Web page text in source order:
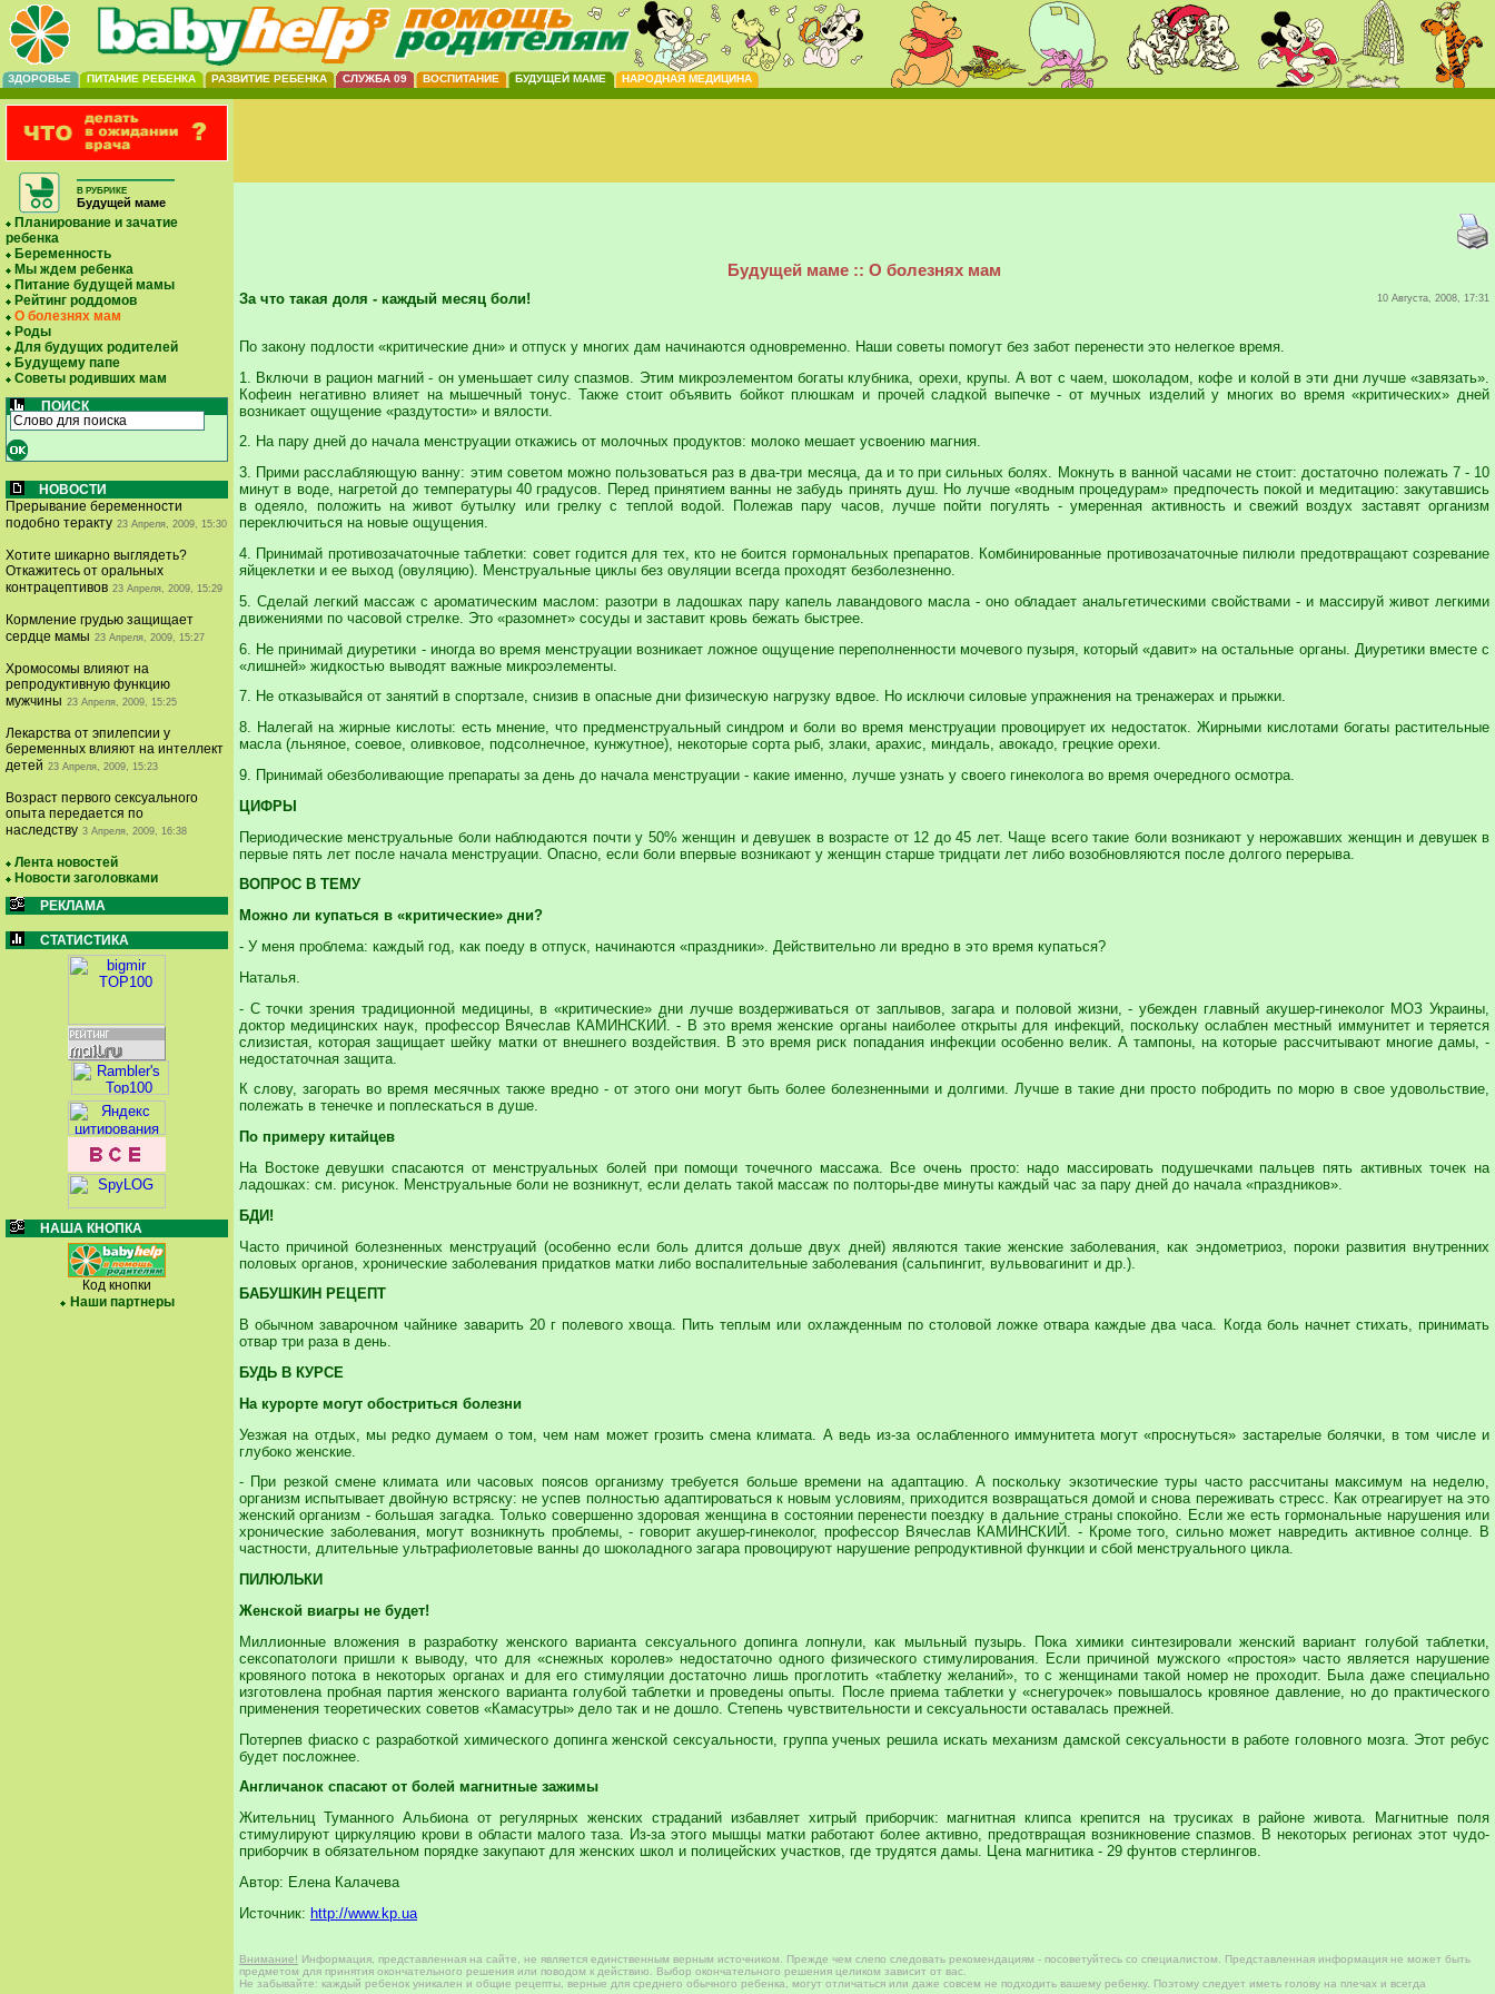
ЗДОРОВЬЕ ПИТАНИЕ РЕБЕНКА РАЗВИТИЕ РЕБЕНКА СЛУЖБА 09 ВОСПИТАНИЕ БУДУЩЕЙ МАМЕ НАРОДНАЯ МЕДИЦИНА
В РУБРИКЕ
Будущей маме
Планирование и зачатие
ребенка
Беременность
Мы ждем ребенка
Питание будущей мамы
Рейтинг роддомов
О болезнях мам
Роды
Для будущих родителей
Будущему папе
Советы родивших мам
ПОИСК
НОВОСТИ
Прерывание беременности
подобно теракту 23 Апреля, 2009, 15:30
Хотите шикарно выглядеть?
Откажитесь от оральных
контрацептивов 23 Апреля, 2009, 15:29
Кормление грудью защищает
сердце мамы 23 Апреля, 2009, 15:27
Хромосомы влияют на
репродуктивную функцию
мужчины 23 Апреля, 2009, 15:25
Лекарства от эпилепсии у
беременных влияют на интеллект
детей 23 Апреля, 2009, 15:23
Возраст первого сексуального
опыта передается по
наследству 3 Апреля, 2009, 16:38
Лента новостей
Новости заголовками
РЕКЛАМА
СТАТИСТИКА
НАША КНОПКА
Код кнопки
Наши партнеры
Будущей маме :: О болезнях мам
За что такая доля - каждый месяц боли! 10 Августа, 2008, 17:31
По закону подлости «критические дни» и отпуск у многих дам начинаются одновременно. Наши советы помогут без забот перенести это нелегкое время.
1. Включи в рацион магний - он уменьшает силу спазмов. Этим микроэлементом богаты клубника, орехи, крупы. А вот с чаем, шоколадом, кофе и колой в эти дни лучше «завязать».
Кофеин негативно влияет на мышечный тонус. Также стоит объявить бойкот плюшкам и прочей сладкой выпечке - от мучных изделий у многих во время «критических» дней
возникает ощущение «раздутости» и вялости.
2. На пару дней до начала менструации откажись от молочных продуктов: молоко мешает усвоению магния.
3. Прими расслабляющую ванну: этим советом можно пользоваться раз в два-три месяца, да и то при сильных болях. Мокнуть в ванной часами не стоит: достаточно полежать 7 - 10
минут в воде, нагретой до температуры 40 градусов. Перед принятием ванны не забудь принять душ. Но лучше «водным процедурам» предпочесть покой и медитацию: закутавшись
в одеяло, положить на живот бутылку или грелку с теплой водой. Полежав пару часов, лучше пойти погулять - умеренная активность и свежий воздух заставят организм
переключиться на новые ощущения.
4. Принимай противозачаточные таблетки: совет годится для тех, кто не боится гормональных препаратов. Комбинированные противозачаточные пилюли предотвращают созревание
яйцеклетки и ее выход (овуляцию). Менструальные циклы без овуляции всегда проходят безболезненно.
5. Сделай легкий массаж с ароматическим маслом: разотри в ладошках пару капель лавандового масла - оно обладает анальгетическими свойствами - и массируй живот легкими
движениями по часовой стрелке. Это «разомнет» сосуды и заставит кровь бежать быстрее.
6. Не принимай диуретики - иногда во время менструации возникает ложное ощущение переполненности мочевого пузыря, который «давит» на остальные органы. Диуретики вместе с
«лишней» жидкостью выводят важные микроэлементы.
7. Не отказывайся от занятий в спортзале, снизив в опасные дни физическую нагрузку вдвое. Но исключи силовые упражнения на тренажерах и прыжки.
8. Налегай на жирные кислоты: есть мнение, что предменструальный синдром и боли во время менструации провоцирует их недостаток. Жирными кислотами богаты растительные
масла (льняное, соевое, оливковое, подсолнечное, кунжутное), некоторые сорта рыб, злаки, арахис, миндаль, авокадо, грецкие орехи.
9. Принимай обезболивающие препараты за день до начала менструации - какие именно, лучше узнать у своего гинеколога во время очередного осмотра.
ЦИФРЫ
Периодические менструальные боли наблюдаются почти у 50% женщин и девушек в возрасте от 12 до 45 лет. Чаще всего такие боли возникают у нерожавших женщин и девушек в
первые пять лет после начала менструации. Опасно, если боли впервые возникают у женщин старше тридцати лет либо возобновляются после долгого перерыва.
ВОПРОС В ТЕМУ
Можно ли купаться в «критические» дни?
- У меня проблема: каждый год, как поеду в отпуск, начинаются «праздники». Действительно ли вредно в это время купаться?
Наталья.
- С точки зрения традиционной медицины, в «критические» дни лучше воздерживаться от заплывов, загара и половой жизни, - убежден главный акушер-гинеколог МОЗ Украины,
доктор медицинских наук, профессор Вячеслав КАМИНСКИЙ. - В это время женские органы наиболее открыты для инфекций, поскольку ослаблен местный иммунитет и теряется
слизистая, которая защищает шейку матки от внешнего воздействия. В это время риск попадания инфекции особенно велик. А тампоны, на которые рассчитывают многие дамы, -
недостаточная защита.
К слову, загорать во время месячных также вредно - от этого они могут быть более болезненными и долгими. Лучше в такие дни просто побродить по морю в свое удовольствие,
полежать в тенечке и поплескаться в душе.
По примеру китайцев
На Востоке девушки спасаются от менструальных болей при помощи точечного массажа. Все очень просто: надо массировать подушечками пальцев пять активных точек на
ладошках: см. рисунок. Менструальные боли не возникнут, если делать такой массаж по полторы-две минуты каждый час за пару дней до начала «праздников».
БДИ!
Часто причиной болезненных менструаций (особенно если боль длится дольше двух дней) являются такие женские заболевания, как эндометриоз, пороки развития внутренних
половых органов, хронические заболевания придатков матки либо воспалительные заболевания (сальпингит, вульвовагинит и др.).
БАБУШКИН РЕЦЕПТ
В обычном заварочном чайнике заварить 20 г полевого хвоща. Пить теплым или охлажденным по столовой ложке отвара каждые два часа. Когда боль начнет стихать, принимать
отвар три раза в день.
БУДЬ В КУРСЕ
На курорте могут обостриться болезни
Уезжая на отдых, мы редко думаем о том, чем нам может грозить смена климата. А ведь из-за ослабленного иммунитета могут «проснуться» застарелые болячки, в том числе и
глубоко женские.
- При резкой смене климата или часовых поясов организму требуется больше времени на адаптацию. А поскольку экзотические туры часто рассчитаны максимум на неделю,
организм испытывает двойную встряску: не успев полностью адаптироваться к новым условиям, приходится возвращаться домой и снова переживать стресс. Как отреагирует на это
женский организм - большая загадка. Только совершенно здоровая женщина в состоянии перенести поездку в дальние страны спокойно. Если же есть гормональные нарушения или
хронические заболевания, могут возникнуть проблемы, - говорит акушер-гинеколог, профессор Вячеслав КАМИНСКИЙ. - Кроме того, сильно может навредить активное солнце. В
частности, длительные ультрафиолетовые ванны до шоколадного загара провоцируют нарушение репродуктивной функции и сбой менструального цикла.
ПИЛЮЛЬКИ
Женской виагры не будет!
Миллионные вложения в разработку женского варианта сексуального допинга лопнули, как мыльный пузырь. Пока химики синтезировали женский вариант голубой таблетки,
сексопатологи пришли к выводу, что для «снежных королев» недостаточно одного физического стимулирования. Если причиной мужского «простоя» часто является нарушение
кровяного потока в некоторых органах и для его стимуляции достаточно лишь проглотить «таблетку желаний», то с женщинами такой номер не проходит. Была даже специально
изготовлена пробная партия женского варианта голубой таблетки и проведены опыты. После приема таблетки у «снегурочек» повышалось кровяное давление, но до практического
применения теоретических советов «Камасутры» дело так и не дошло. Степень чувствительности и сексуальности оставалась прежней.
Потерпев фиаско с разработкой химического допинга женской сексуальности, группа ученых решила искать механизм дамской сексуальности в работе головного мозга. Этот ребус
будет посложнее.
Англичанок спасают от болей магнитные зажимы
Жительниц Туманного Альбиона от регулярных женских страданий избавляет хитрый приборчик: магнитная клипса крепится на трусиках в районе живота. Магнитные поля
стимулируют циркуляцию крови в области малого таза. Из-за этого мышцы матки работают более активно, предотвращая возникновение спазмов. В некоторых регионах этот чудо-
приборчик в обязательном порядке закупают для женских школ и полицейских участков, где трудятся дамы. Цена магнитика - 29 фунтов стерлингов.
Автор: Елена Калачева
Источник: http://www.kp.ua
Внимание! Информация, представленная на сайте, не является единственным верным источником. Прежде чем слепо следовать рекомендациям - посоветуйтесь со специалистом. Представленная информация не может быть
предметом для принятия окончательного решения или поводом к действию. Выбор окончательного решения целиком зависит от вас.
Не забывайте: каждый ребенок уникален и общие рецепты, верные для среднего обычного ребенка, могут отличаться или даже совсем не подходить вашему ребенку. Поэтому следует иметь голову на плечах и всегда